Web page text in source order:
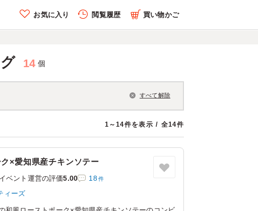
お気に入り 閲覧履歴 買い物かご
14 個
すべて解除
1～14件を表示 / 全14件
×愛知県産チキンソテー
ベント運営の評価5.00 18件
ィーズ